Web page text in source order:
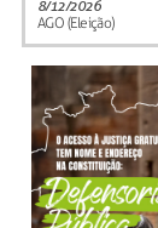
8/12/2026
AGO (Eleição)